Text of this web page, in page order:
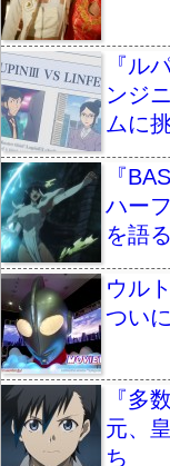
『ル
ンジ
ムに
『
ハー
を語
ウル
つい
『多
元、
ち